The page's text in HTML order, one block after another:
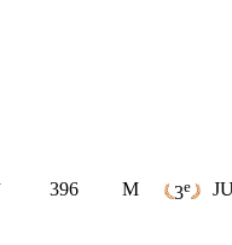
396 M 3e